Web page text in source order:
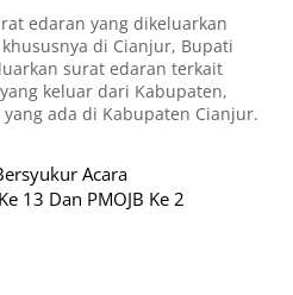
edaran yang dikeluarkan
di Cianjur, Bupati
surat edaran terkait
keluar dari Kabupaten,
ada di Kabupaten Cianjur.
Acara
13 Dan PMOJB Ke 2